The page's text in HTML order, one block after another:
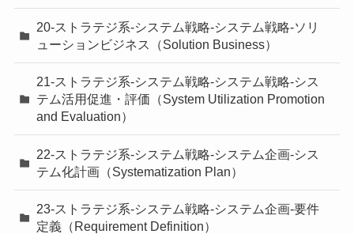
20-ストラテジ系-システム戦略-システム戦略-ソリ
ューションビジネス（Solution Business）
21-ストラテジ系-システム戦略-システム戦略-シス
テム活用促進・評価（System Utilization Promotion
and Evaluation）
22-ストラテジ系-システム戦略-システム企画-シス
テム化計画（Systematization Plan）
23-ストラテジ系-システム戦略-システム企画-要件
定義（Requirement Definition）